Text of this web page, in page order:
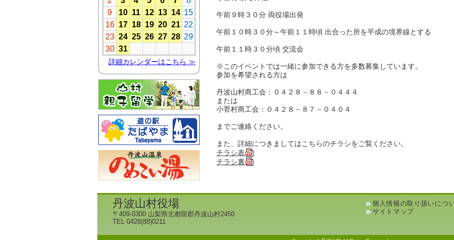
午前９時３０分 両役場出発
午前１０時３０分～午前１１時頃 出合った所を平成の境界線とする
午前１１時３０分頃 交流会
※このイベントでは一緒に参加できる方を多数募集しています。
参加を希望される方は
丹波山村商工会：０４２８－８８－０４４４
または
小菅村商工会：０４２８－８７－０４０４
までご連絡ください。
また、詳細につきましてはこちらのチラシをご覧ください。
チラシ表
チラシ裏
丹波山村役場
〒409-0300 山梨県北都留郡丹波山村2450
TEL 0428(88)0211
個人情報の取り扱いにつ
サイトマップ